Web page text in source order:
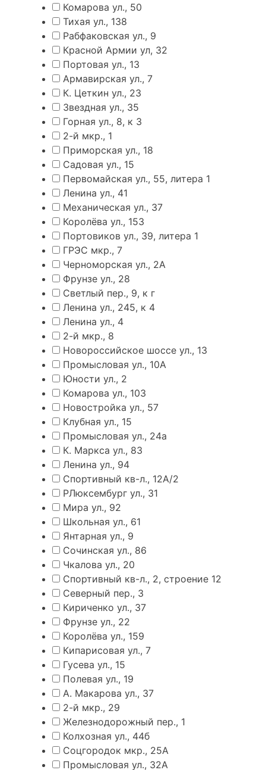
Комарова ул., 50
Тихая ул., 138
Рабфаковская ул., 9
Красной Армии ул, 32
Портовая ул., 13
Армавирская ул., 7
К. Цеткин ул., 23
Звездная ул., 35
Горная ул., 8, к 3
2-й мкр., 1
Приморская ул., 18
Садовая ул., 15
Первомайская ул., 55, литера 1
Ленина ул., 41
Механическая ул., 37
Королёва ул., 153
Портовиков ул., 39, литера 1
ГРЭС мкр., 7
Черноморская ул., 2А
Фрунзе ул., 28
Светлый пер., 9, к г
Ленина ул., 245, к 4
Ленина ул., 4
2-й мкр., 8
Новороссийское шоссе ул., 13
Промысловая ул., 10А
Юности ул., 2
Комарова ул., 103
Новостройка ул., 57
Клубная ул., 15
Промысловая ул., 24а
К. Маркса ул., 83
Ленина ул., 94
Спортивный кв-л., 12А/2
РЛюксембург ул., 31
Мира ул., 92
Школьная ул., 61
Янтарная ул., 9
Сочинская ул., 86
Чкалова ул., 20
Спортивный кв-л., 2, строение 12
Северный пер., 3
Кириченко ул., 37
Фрунзе ул., 22
Королёва ул., 159
Кипарисовая ул., 7
Гусева ул., 15
Полевая ул., 19
А. Макарова ул., 37
2-й мкр., 29
Железнодорожный пер., 1
Колхозная ул., 44б
Соцгородок мкр., 25А
Промысловая ул., 32А